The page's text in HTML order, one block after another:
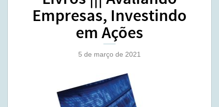
Empresas, Investindo
em Ações
5 de março de 2021